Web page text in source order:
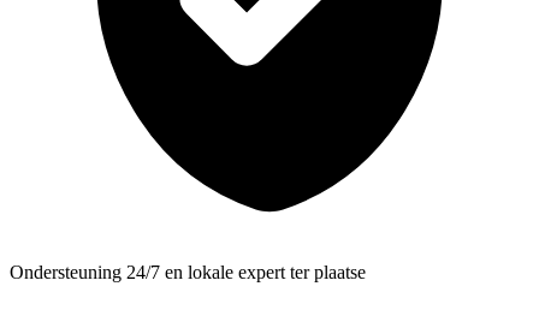
Ondersteuning 24/7 en lokale expert ter plaatse